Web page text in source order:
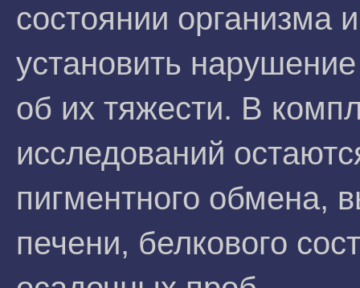
состоянии организма
установить
об их тяжести. В
исследований
пигментного обмена,
печени, белкового